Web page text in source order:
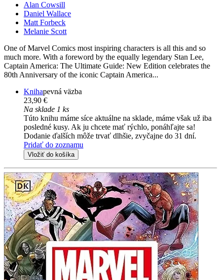
Alan Cowsill
Daniel Wallace
Matt Forbeck
Melanie Scott
One of Marvel Comics most inspiring characters is all this and so
much more. With a foreword by the equally legendary Stan Lee,
Captain America: The Ultimate Guide: New Edition celebrates the
80th Anniversary of the iconic Captain America...
Knihapevná väzba
23,90 €
Na sklade 1 ks
Túto knihu máme síce aktuálne na sklade, máme však už iba
posledné kusy. Ak ju chcete mať rýchlo, ponáhľajte sa!
Dodanie ďalších môže trvať dlhšie, zvyčajne do 31 dní.
Pridať do zoznamu
Vložiť do košíka